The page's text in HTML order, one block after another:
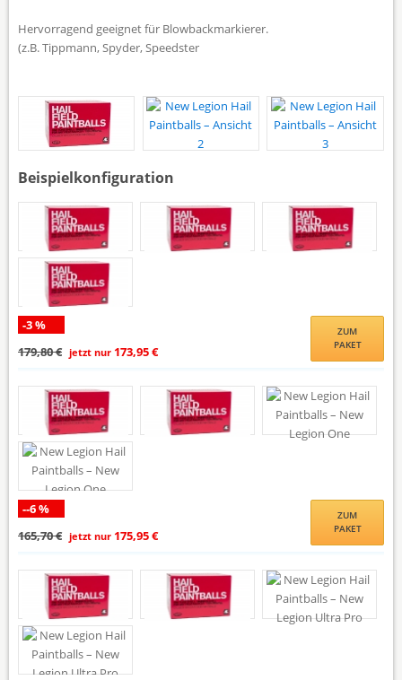
Hervorragend geeignet für Blowbackmarkierer.
(z.B. Tippmann, Spyder, Speedster
Beispielkonfiguration
-3 %
179,80 € jetzt nur 173,95 €
ZUM
PAKET
--6 %
165,70 € jetzt nur 175,95 €
ZUM
PAKET